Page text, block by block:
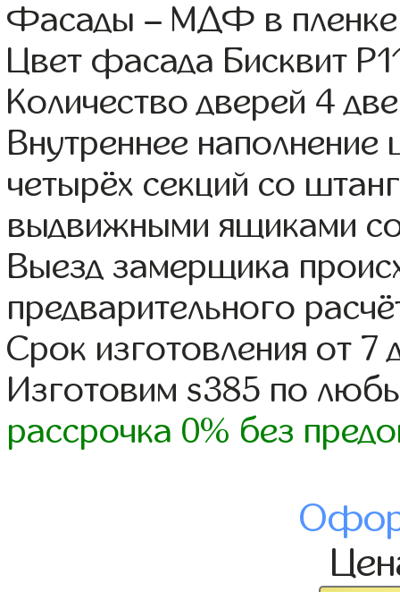
Фасады – МДФ в
Цвет фасада Бисквит
Количество дверей 4
Внутреннее
четырёх секций со
выдвижными ящиками
Выезд замерщика
предварительного
Срок изготовления от 7
Изготовим s385 по
рассрочка 0% без